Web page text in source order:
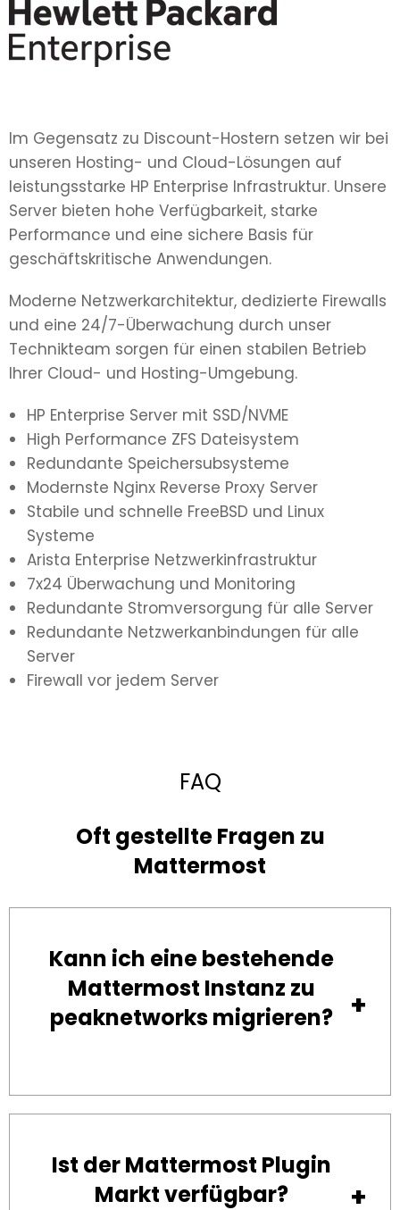
Im Gegensatz zu Discount-Hostern setzen wir bei
unseren Hosting- und Cloud-Lösungen auf
leistungsstarke HP Enterprise Infrastruktur. Unsere
Server bieten hohe Verfügbarkeit, starke
Performance und eine sichere Basis für
geschäftskritische Anwendungen.
Moderne Netzwerkarchitektur, dedizierte Firewalls
und eine 24/7-Überwachung durch unser
Technikteam sorgen für einen stabilen Betrieb
Ihrer Cloud- und Hosting-Umgebung.
HP Enterprise Server mit SSD/NVME
High Performance ZFS Dateisystem
Redundante Speichersubsysteme
Modernste Nginx Reverse Proxy Server
Stabile und schnelle FreeBSD und Linux
Systeme
Arista Enterprise Netzwerkinfrastruktur
7x24 Überwachung und Monitoring
Redundante Stromversorgung für alle Server
Redundante Netzwerkanbindungen für alle
Server
Firewall vor jedem Server
FAQ
Oft gestellte Fragen zu
Mattermost
Kann ich eine bestehende
Mattermost Instanz zu
peaknetworks migrieren?
Ist der Mattermost Plugin
Markt verfügbar?